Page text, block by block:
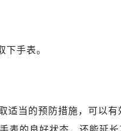
下手表。
适当的预防措施，可以